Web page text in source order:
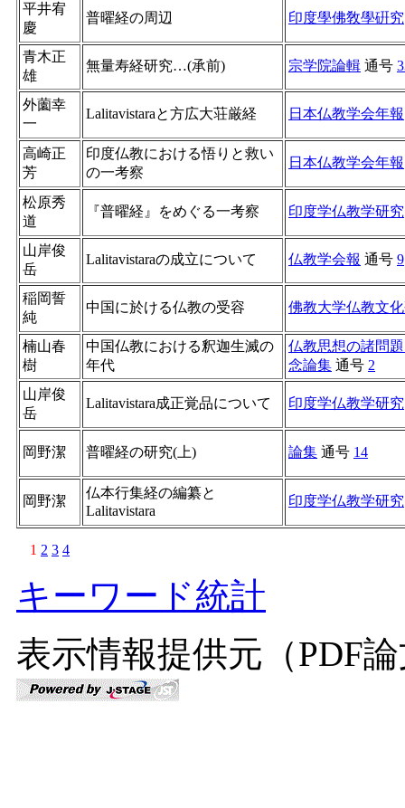
平井宥
慶
普曜経の周辺 印度學佛敎學硏究
青木正
雄
無量寿経研究…(承前) 宗学院論輯 通号
外薗幸
一
Lalitavistaraと方広大荘厳経 日本仏教学会年報
高崎正
芳
印度仏教における悟りと救い
の一考察
日本仏教学会年報
松原秀
道
『普曜経』をめぐる一考察 印度学仏教学研究
山岸俊
岳
Lalitavistaraの成立について 仏教学会報 通号 9
稲岡誓
純
中国に於ける仏教の受容 佛教大学仏教文
楠山春
樹
中国仏教における釈迦生滅の
年代
仏教思想の諸問
念論集 通号 2
山岸俊
岳
Lalitavistara成正覚品について 印度学仏教学研究
岡野潔 普曜経の研究(上) 論集 通号 14
岡野潔
仏本行集経の編纂と
Lalitavistara
印度学仏教学研究
1 2 3 4
キーワード統計
表示情報提供元（PDF